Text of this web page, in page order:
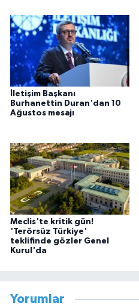
İletişim Başkanı
Burhanettin Duran'dan 10
Ağustos mesajı
Meclis'te kritik gün!
'Terörsüz Türkiye'
teklifinde gözler Genel
Kurul'da
Yorumlar